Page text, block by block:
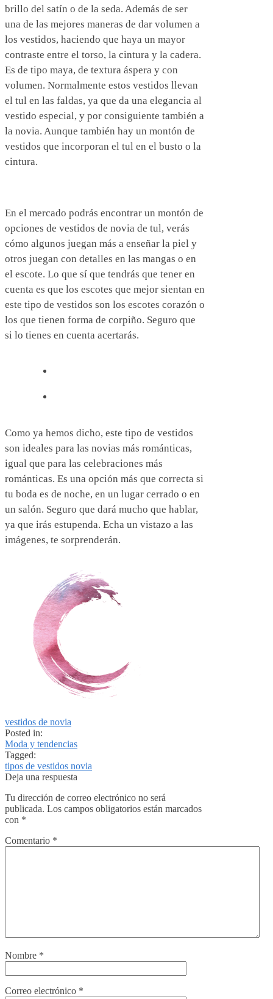
brillo del satín o de la seda. Además de ser
una de las mejores maneras de dar volumen a
los vestidos, haciendo que haya un mayor
contraste entre el torso, la cintura y la cadera.
Es de tipo maya, de textura áspera y con
volumen. Normalmente estos vestidos llevan
el tul en las faldas, ya que da una elegancia al
vestido especial, y por consiguiente también a
la novia. Aunque también hay un montón de
vestidos que incorporan el tul en el busto o la
cintura.
En el mercado podrás encontrar un montón de
opciones de vestidos de novia de tul, verás
cómo algunos juegan más a enseñar la piel y
otros juegan con detalles en las mangas o en
el escote. Lo que sí que tendrás que tener en
cuenta es que los escotes que mejor sientan en
este tipo de vestidos son los escotes corazón o
los que tienen forma de corpiño. Seguro que
si lo tienes en cuenta acertarás.
Como ya hemos dicho, este tipo de vestidos
son ideales para las novias más románticas,
igual que para las celebraciones más
románticas. Es una opción más que correcta si
tu boda es de noche, en un lugar cerrado o en
un salón. Seguro que dará mucho que hablar,
ya que irás estupenda. Echa un vistazo a las
imágenes, te sorprenderán.
vestidos de novia
Posted in:
Moda y tendencias
Tagged:
tipos de vestidos novia
Deja una respuesta
Tu dirección de correo electrónico no será
publicada. Los campos obligatorios están marcados
con *
Comentario *
Nombre *
Correo electrónico *